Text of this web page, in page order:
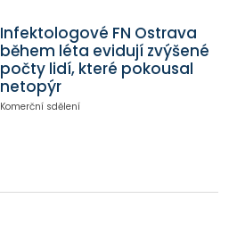
Infektologové FN Ostrava
během léta evidují zvýšené
počty lidí, které pokousal
netopýr
Komerční sdělení